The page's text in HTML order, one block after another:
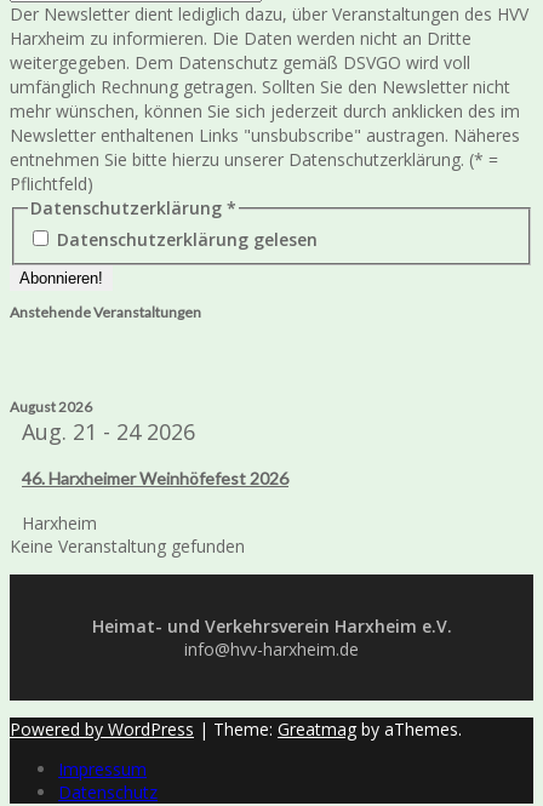
Der Newsletter dient lediglich dazu, über Veranstaltungen des HVV
Harxheim zu informieren. Die Daten werden nicht an Dritte
weitergegeben. Dem Datenschutz gemäß DSVGO wird voll
umfänglich Rechnung getragen. Sollten Sie den Newsletter nicht
mehr wünschen, können Sie sich jederzeit durch anklicken des im
Newsletter enthaltenen Links "unsbubscribe" austragen. Näheres
entnehmen Sie bitte hierzu unserer Datenschutzerklärung. (* =
Pflichtfeld)
Datenschutzerklärung *
Datenschutzerklärung gelesen
Anstehende Veranstaltungen
August 2026
Aug. 21 - 24 2026
46. Harxheimer Weinhöfefest 2026
Harxheim
Keine Veranstaltung gefunden
Heimat- und Verkehrsverein Harxheim e.V.
info@hvv-harxheim.de
Powered by WordPress | Theme: Greatmag by aThemes.
Impressum
Datenschutz